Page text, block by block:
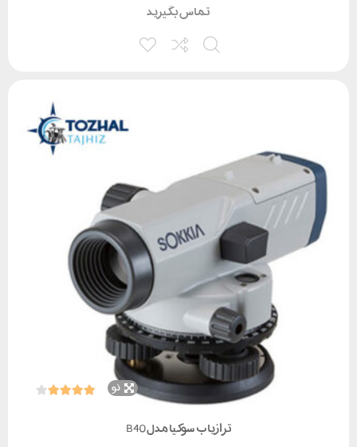
تماس بگیرید
نو
ترازیاب سوکیا مدل B40